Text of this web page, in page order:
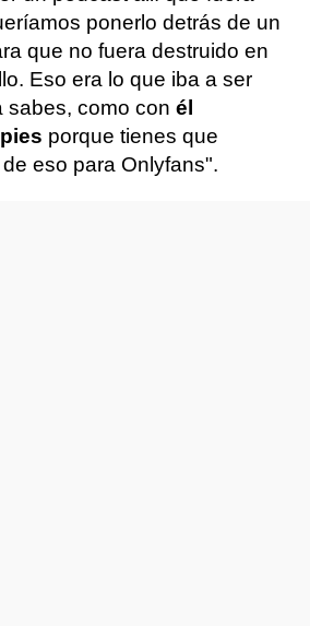
ponerlo detrás de un
que no fuera destruido en
Eso era lo que iba a ser
sabes, como con él
porque tienes que
eso para Onlyfans".